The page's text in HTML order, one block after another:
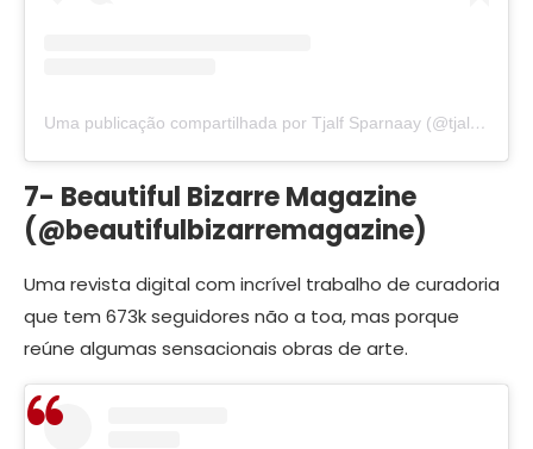
Uma publicação compartilhada por Tjalf Sparnaay (@tjalfsparnaay)
7- Beautiful Bizarre Magazine
(@beautifulbizarremagazine)
Uma revista digital com incrível trabalho de curadoria
que tem 673k seguidores não a toa, mas porque
reúne algumas sensacionais obras de arte.